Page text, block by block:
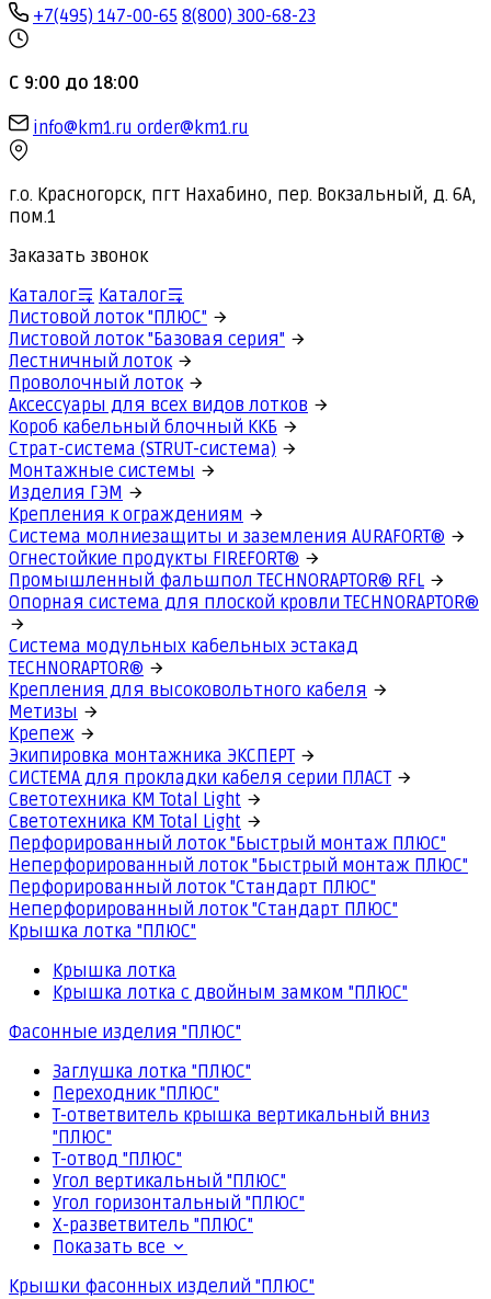
+7(495) 147-00-65 8(800) 300-68-23
С 9:00 до 18:00
info@km1.ru order@km1.ru
г.о. Красногорск, пгт Нахабино, пер. Вокзальный, д. 6А,
пом.1
Заказать звонок
Каталог
Каталог
Листовой лоток "ПЛЮС"
Листовой лоток "Базовая серия"
Лестничный лоток
Проволочный лоток
Аксессуары для всех видов лотков
Короб кабельный блочный ККБ
Страт-система (STRUT-система)
Монтажные системы
Изделия ГЭМ
Крепления к ограждениям
Система молниезащиты и заземления AURAFORT®
Огнестойкие продукты FIREFORT®
Промышленный фальшпол TECHNORAPTOR® RFL
Опорная система для плоской кровли TECHNORAPTOR®
Система модульных кабельных эстакад
TECHNORAPTOR®
Крепления для высоковольтного кабеля
Метизы
Крепеж
Экипировка монтажника ЭКСПЕРТ
СИСТЕМА для прокладки кабеля серии ПЛАСТ
Светотехника КМ Total Light
Светотехника КМ Total Light
Перфорированный лоток "Быстрый монтаж ПЛЮС"
Неперфорированный лоток "Быстрый монтаж ПЛЮС"
Перфорированный лоток "Стандарт ПЛЮС"
Неперфорированный лоток "Стандарт ПЛЮС"
Крышка лотка "ПЛЮС"
Крышка лотка
Крышка лотка с двойным замком "ПЛЮС"
Фасонные изделия "ПЛЮС"
Заглушка лотка "ПЛЮС"
Переходник "ПЛЮС"
Т-ответвитель крышка вертикальный вниз
"ПЛЮС"
Т-отвод "ПЛЮС"
Угол вертикальный "ПЛЮС"
Угол горизонтальный "ПЛЮС"
Х-разветвитель "ПЛЮС"
Показать все
Крышки фасонных изделий "ПЛЮС"